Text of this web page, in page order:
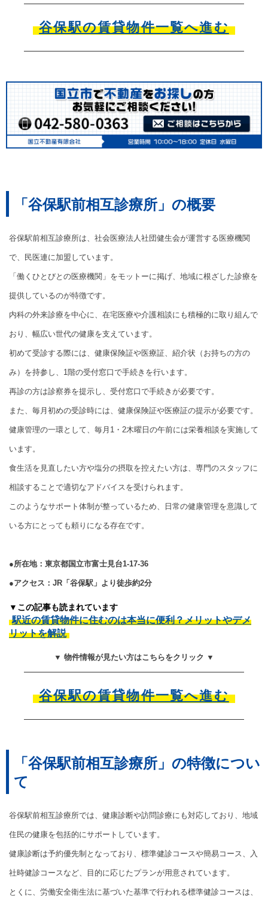
谷保駅の賃貸物件一覧へ進む
「谷保駅前相互診療所」の概要
谷保駅前相互診療所は、社会医療法人社団健生会が運営する医療機関
で、民医連に加盟しています。
「働くひとびとの医療機関」をモットーに掲げ、地域に根ざした診療を
提供しているのが特徴です。
内科の外来診療を中心に、在宅医療や介護相談にも積極的に取り組んで
おり、幅広い世代の健康を支えています。
初めて受診する際には、健康保険証や医療証、紹介状（お持ちの方の
み）を持参し、1階の受付窓口で手続きを行います。
再診の方は診察券を提示し、受付窓口で手続きが必要です。
また、毎月初めの受診時には、健康保険証や医療証の提示が必要です。
健康管理の一環として、毎月1・2木曜日の午前には栄養相談を実施して
います。
食生活を見直したい方や塩分の摂取を控えたい方は、専門のスタッフに
相談することで適切なアドバイスを受けられます。
このようなサポート体制が整っているため、日常の健康管理を意識して
いる方にとっても頼りになる存在です。
●所在地：東京都国立市富士見台1-17-36
●アクセス：JR「谷保駅」より徒歩約2分
▼この記事も読まれています
駅近の賃貸物件に住むのは本当に便利？メリットやデメ
リットを解説
▼ 物件情報が見たい方はこちらをクリック ▼
谷保駅の賃貸物件一覧へ進む
「谷保駅前相互診療所」の特徴につい
て
谷保駅前相互診療所では、健康診断や訪問診療にも対応しており、地域
住民の健康を包括的にサポートしています。
健康診断は予約優先制となっており、標準健診コースや簡易コース、入
社時健診コースなど、目的に応じたプランが用意されています。
とくに、労働安全衛生法に基づいた基準で行われる標準健診コースは、